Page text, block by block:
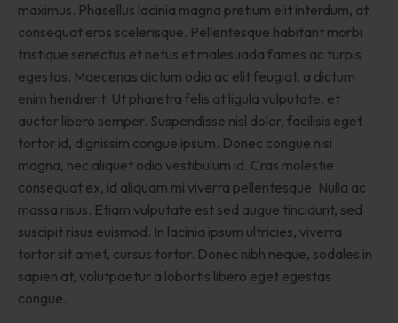
maximus. Phasellus lacinia magna pretium elit interdum, at
consequat eros scelerisque. Pellentesque habitant morbi
tristique senectus et netus et malesuada fames ac turpis
egestas. Maecenas dictum odio ac elit feugiat, a dictum
enim hendrerit. Ut pharetra felis at ligula vulputate, et
auctor libero semper. Suspendisse nisl dolor, facilisis eget
tortor id, dignissim congue ipsum. Donec congue nisi
magna, nec aliquet odio vestibulum id. Cras molestie
consequat ex, id aliquam mi viverra pellentesque. Nulla ac
massa risus. Etiam vulputate est sed augue tincidunt, sed
suscipit risus euismod. In lacinia ipsum ultricies, viverra
tortor sit amet, cursus tortor. Donec nibh neque, sodales in
sapien at, volutpaetur a lobortis libero eget egestas
congue.